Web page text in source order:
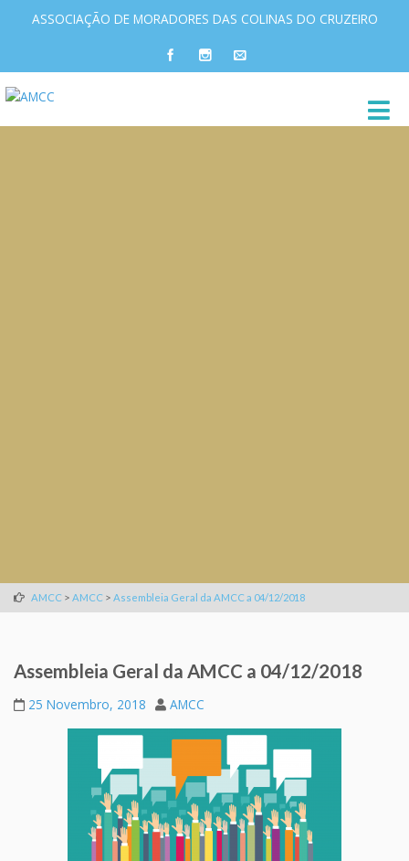
ASSOCIAÇÃO DE MORADORES DAS COLINAS DO CRUZEIRO
AMCC > AMCC > Assembleia Geral da AMCC a 04/12/2018
Assembleia Geral da AMCC a 04/12/2018
25 Novembro, 2018 AMCC